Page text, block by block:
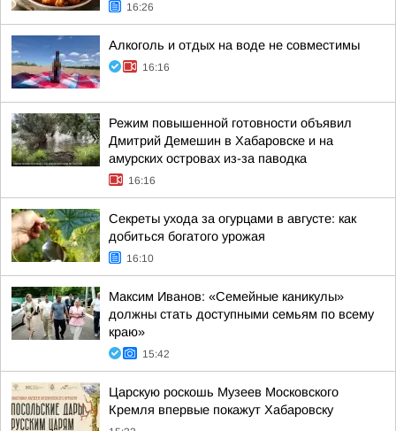
16:26
Алкоголь и отдых на воде не совместимы
16:16
Режим повышенной готовности объявил
Дмитрий Демешин в Хабаровске и на
амурских островах из-за паводка
16:16
Секреты ухода за огурцами в августе: как
добиться богатого урожая
16:10
Максим Иванов: «Семейные каникулы»
должны стать доступными семьям по всему
краю»
15:42
Царскую роскошь Музеев Московского
Кремля впервые покажут Хабаровску